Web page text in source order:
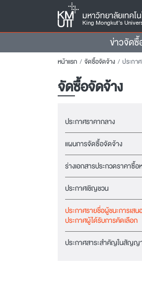
มหาวิทยาลัยเทคโ
King Mongkut’s
ข่าวจัด
หน้าแรก จัดซื้อจัดจ้าง ประกาศร
จัดซื้อจัดจ้าง
ประกาศราคากลาง
แผนการจัดซื้อจัดจ้าง
ร่างเอกสารประกวดราคาซื้อ
ประกาศเชิญชวน
ประกาศรายชื่อผู้ชนะการเส
ประกาศผู้ได้รับการคัดเลือก
ประกาศสาระสำคัญในสัญญ